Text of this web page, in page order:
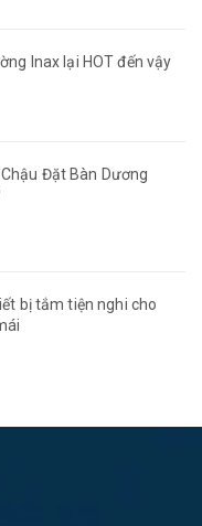
Inax lại HOT đến vậy
Đặt Bàn Dương
bị tắm tiện nghi cho